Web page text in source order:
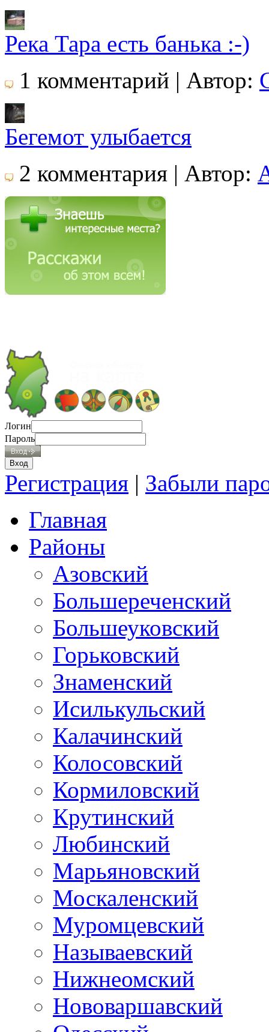
Река Тара есть банька :-)
1 комментарий | Автор:
Бегемот улыбается
2 комментария | Автор:
Логин
Пароль
Регистрация | Забыли
Главная
Районы
Азовский
Большереченский
Большеуковский
Горьковский
Знаменский
Исилькульский
Калачинский
Колосовский
Кормиловский
Крутинский
Любинский
Марьяновский
Москаленский
Муромцевский
Называевский
Нижнеомский
Нововаршавский